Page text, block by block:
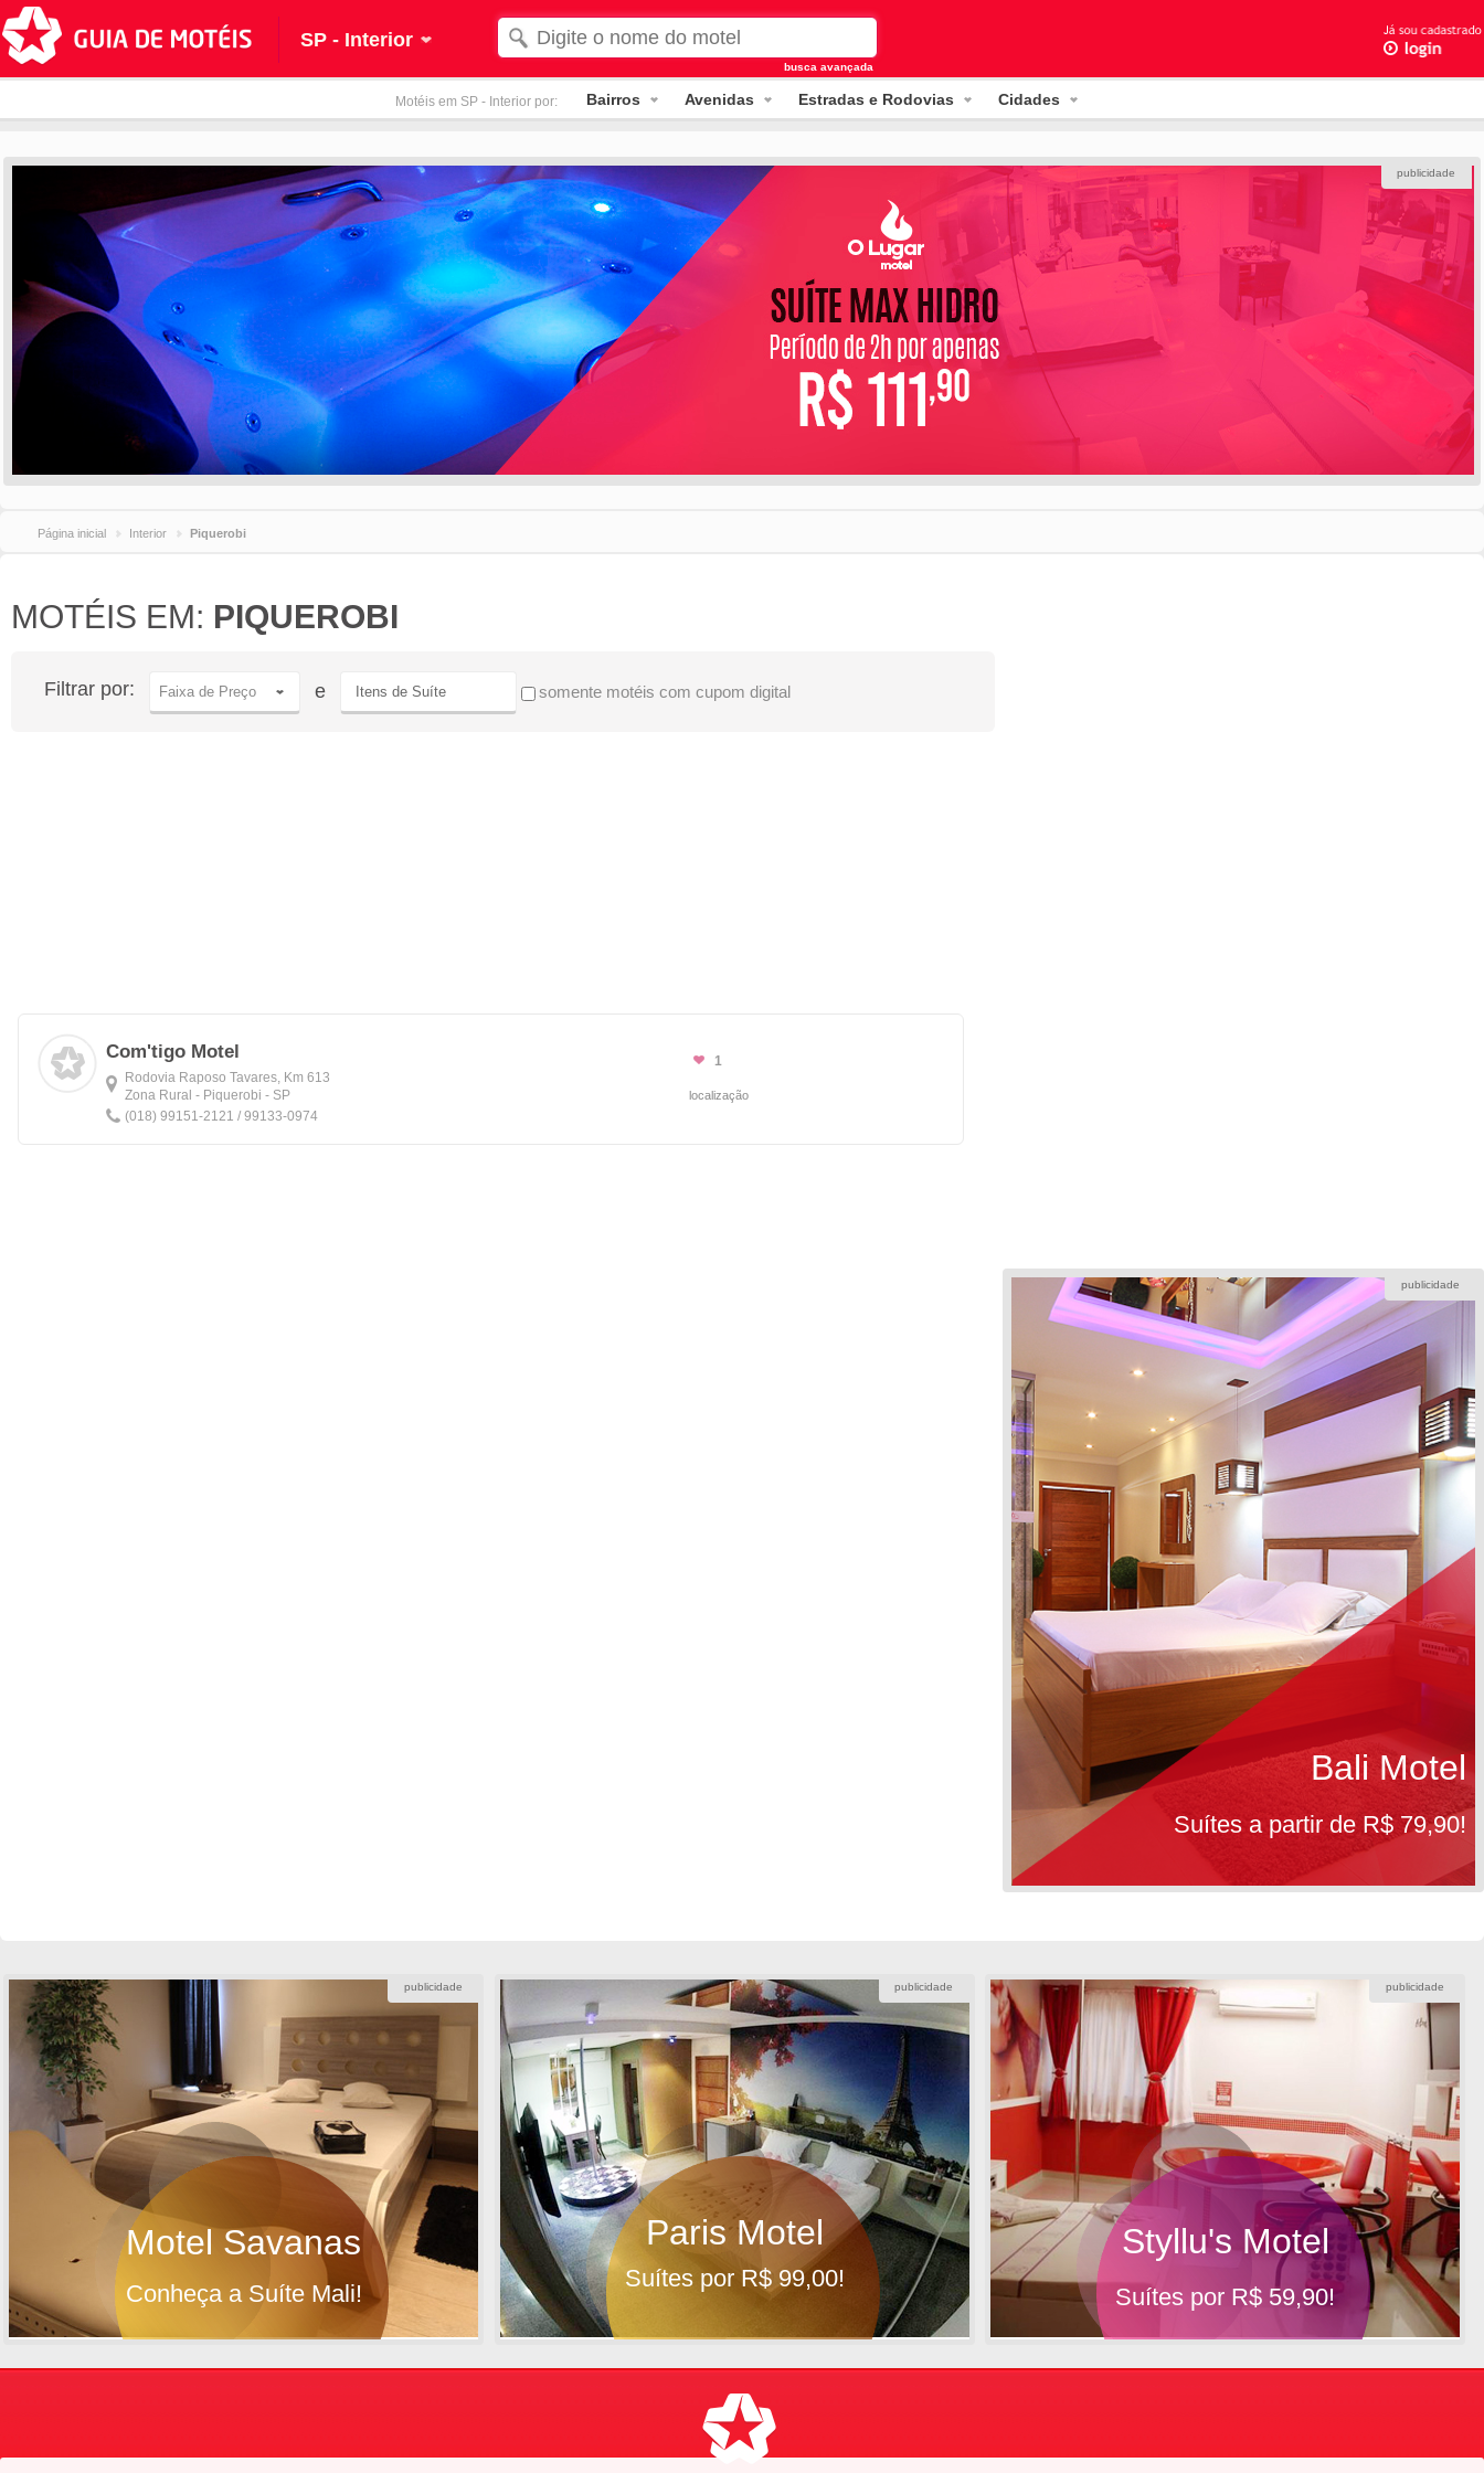
SP - Interior
busca avançada
Motéis em SP - Interior por: Bairros Avenidas Estradas e Rodovias Cidades
publicidade
Página inicial Interior Piquerobi
MOTÉIS EM: PIQUEROBI
Filtrar por: Faixa de Preço e somente motéis com cupom digital
Com'tigo Motel
Rodovia Raposo Tavares, Km 613
Zona Rural - Piquerobi - SP
(018) 99151-2121 / 99133-0974
1
localização
publicidade
Bali Motel
Suítes a partir de R$ 79,90!
publicidade
Motel Savanas
Conheça a Suíte Mali!
publicidade
Paris Motel
Suítes por R$ 99,00!
publicidade
Suítes por R$ 59,90!
Styllu's Motel